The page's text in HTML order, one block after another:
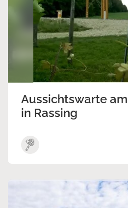
Aussichtswarte
in Rassing